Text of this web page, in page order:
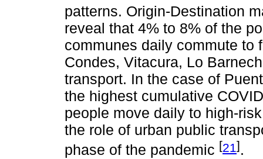
patterns. Origin-Destination
reveal that 4% to 8% of the
communes daily commute to
Condes, Vitacura, Lo
transport. In the case of
the highest cumulative
people move daily to high-
the role of urban public
phase of the pandemic [21].